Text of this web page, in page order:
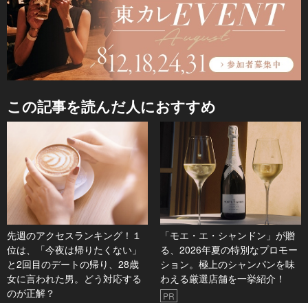
この記事を読んだ人におすすめ
先週のアクセスランキング！１
位は、「今夜は帰りたくない」
と2回目のデートの帰り、28歳
女に言われた男。どう対応する
のが正解？
「モエ・エ・シャンドン」が贈
る、2026年夏の特別なプロモー
ション。極上のシャンパンを味
わえる厳選店舗を一挙紹介！
PR